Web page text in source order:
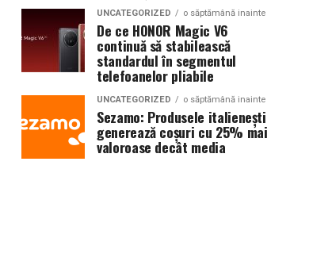
UNCATEGORIZED o săptămână inainte
De ce HONOR Magic V6
continuă să stabilească
standardul în segmentul
telefoanelor pliabile
UNCATEGORIZED o săptămână inainte
Sezamo: Produsele italienești
generează coșuri cu 25% mai
valoroase decât media